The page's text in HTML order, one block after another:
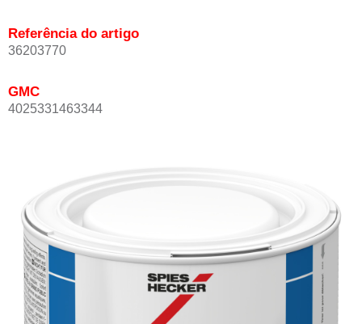
Referência do artigo
36203770
GMC
4025331463344